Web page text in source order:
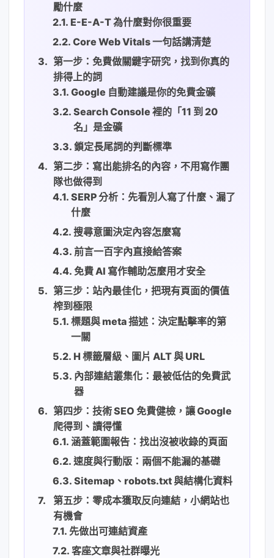
勵什麼
E-E-A-T 為什麼對你很重要
Core Web Vitals 一句話講清楚
第一步：免費做關鍵字研究，找到你真的
排得上的詞
Google 自動建議是你的免費金礦
Search Console 裡的「11 到 20
名」是金礦
鎖定長尾詞的判斷標準
第二步：寫出能排名的內容，不用寫作團
隊也做得到
SERP 分析：先看別人寫了什麼、漏了
什麼
搜尋意圖決定內容怎麼寫
前言一百字內直接給答案
免費 AI 寫作輔助怎麼用才安全
第三步：站內最佳化，把現有頁面的價值
榨到極限
標題與 meta 描述：決定點擊率的第
一關
H 標籤層級、圖片 ALT 與 URL
內部連結叢集化：最被低估的免費武
器
第四步：技術 SEO 免費健檢，讓 Google
爬得到、讀得懂
涵蓋範圍報告：找出沒被收錄的頁面
速度與行動版：兩個不能漏的基礎
Sitemap、robots.txt 與結構化資料
第五步：零成本獲取反向連結，小網站也
有機會
先做出可連結資產
客座文章與社群曝光